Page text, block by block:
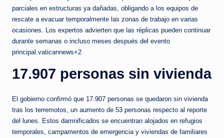
parciales en estructuras ya dañadas, obligando a los equipos de
rescate a evacuar temporalmente las zonas de trabajo en varias
ocasiones. Los expertos advierten que las réplicas pueden continuar
durante semanas o incluso meses después del evento
principal.vaticannews+2
17.907 personas sin vivienda
El gobierno confirmó que 17.907 personas se quedaron sin vivienda
tras los terremotos, un aumento de 53 personas respecto al reporte
del lunes. Estos damnificados se encuentran alojados en refugios
temporales, campamentos de emergencia y viviendas de familiares